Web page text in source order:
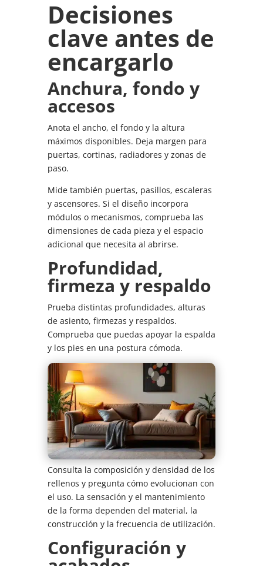
Decisiones
clave antes de
encargarlo
Anchura, fondo y
accesos
Anota el ancho, el fondo y la altura
máximos disponibles. Deja margen para
puertas, cortinas, radiadores y zonas de
paso.
Mide también puertas, pasillos, escaleras
y ascensores. Si el diseño incorpora
módulos o mecanismos, comprueba las
dimensiones de cada pieza y el espacio
adicional que necesita al abrirse.
Profundidad,
firmeza y respaldo
Prueba distintas profundidades, alturas
de asiento, firmezas y respaldos.
Comprueba que puedas apoyar la espalda
y los pies en una postura cómoda.
Consulta la composición y densidad de los
rellenos y pregunta cómo evolucionan con
el uso. La sensación y el mantenimiento
de la forma dependen del material, la
construcción y la frecuencia de utilización.
Configuración y